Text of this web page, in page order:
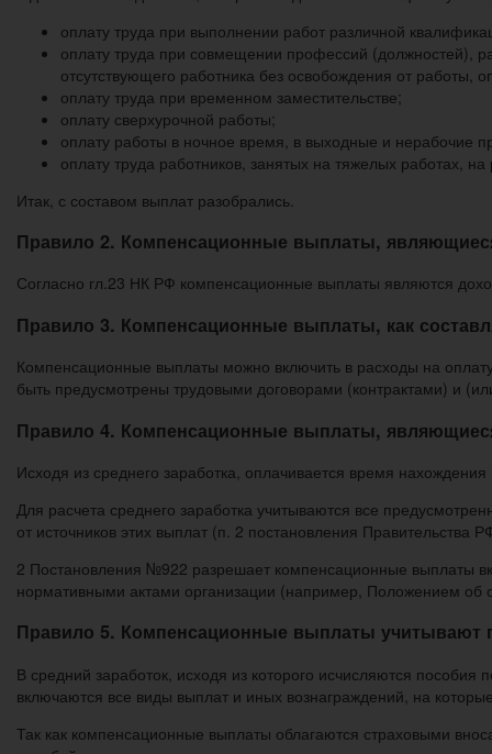
оплату труда при выполнении работ различной
оплату труда при совмещении профессий (должностей),
отсутствующего работника без освобождения от работы,
оплату труда при временном заместительстве;
оплату сверхурочной работы;
оплату работы в ночное время, в выходные и нерабочие
оплату труда работников, занятых на тяжелых работах,
Итак, с составом выплат разобрались.
Правило 2. Компенсационные выплаты,
Согласно гл.23 НК РФ компенсационные выплаты являются
Правило 3. Компенсационные выплаты, как
Компенсационные выплаты можно включить в расходы на
быть предусмотрены трудовыми договорами (контрактами) и
Правило 4. Компенсационные выплаты,
Исходя из среднего заработка, оплачивается время
Для расчета среднего заработка учитываются все
от источников этих выплат (п. 2 постановления
2 Постановления №922 разрешает компенсационные выплаты
нормативными актами организации (например, Положением об
Правило 5. Компенсационные выплаты учитывают
В средний заработок, исходя из которого исчисляются
включаются все виды выплат и иных вознаграждений, на
Так как компенсационные выплаты облагаются страховыми